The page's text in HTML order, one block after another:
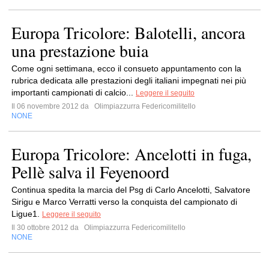
Europa Tricolore: Balotelli, ancora
una prestazione buia
Come ogni settimana, ecco il consueto appuntamento con la
rubrica dedicata alle prestazioni degli italiani impegnati nei più
importanti campionati di calcio...
Leggere il seguito
Il 06 novembre 2012 da
Olimpiazzurra Federicomilitello
NONE
Europa Tricolore: Ancelotti in fuga,
Pellè salva il Feyenoord
Continua spedita la marcia del Psg di Carlo Ancelotti, Salvatore
Sirigu e Marco Verratti verso la conquista del campionato di
Ligue1.
Leggere il seguito
Il 30 ottobre 2012 da
Olimpiazzurra Federicomilitello
NONE